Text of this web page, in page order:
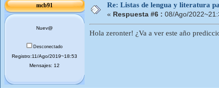
mcb91
Nuev@
Desconectado
Registro:11/Ago/2019~18:53
Mensajes: 12
Re: Listas de lengua y literatura
« Respuesta #6 : 08/Ago/
Hola zeronter! ¿Va a ver este año